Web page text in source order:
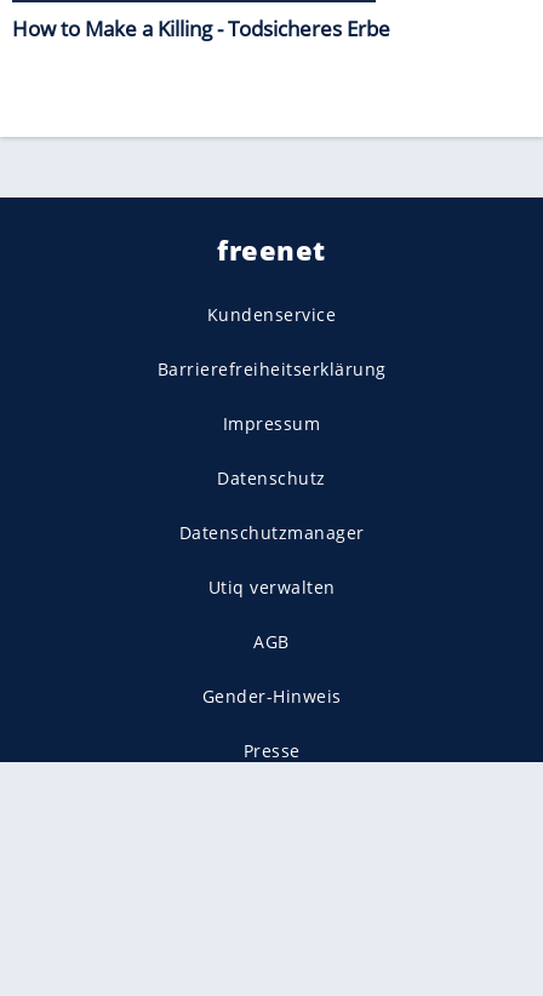
How to Make a Killing - Todsicheres Erbe
freenet
Kundenservice
Barrierefreiheitserklärung
Impressum
Datenschutz
Datenschutzmanager
Utiq verwalten
AGB
Gender-Hinweis
Presse